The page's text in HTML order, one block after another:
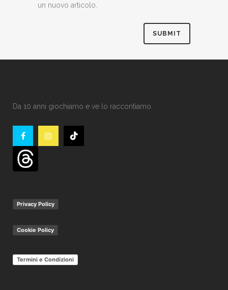
un nuovo articolo.
Da 10 anni giochiamo e ve lo raccontiamo.
Privacy Policy
Cookie Policy
Termini e Condizioni